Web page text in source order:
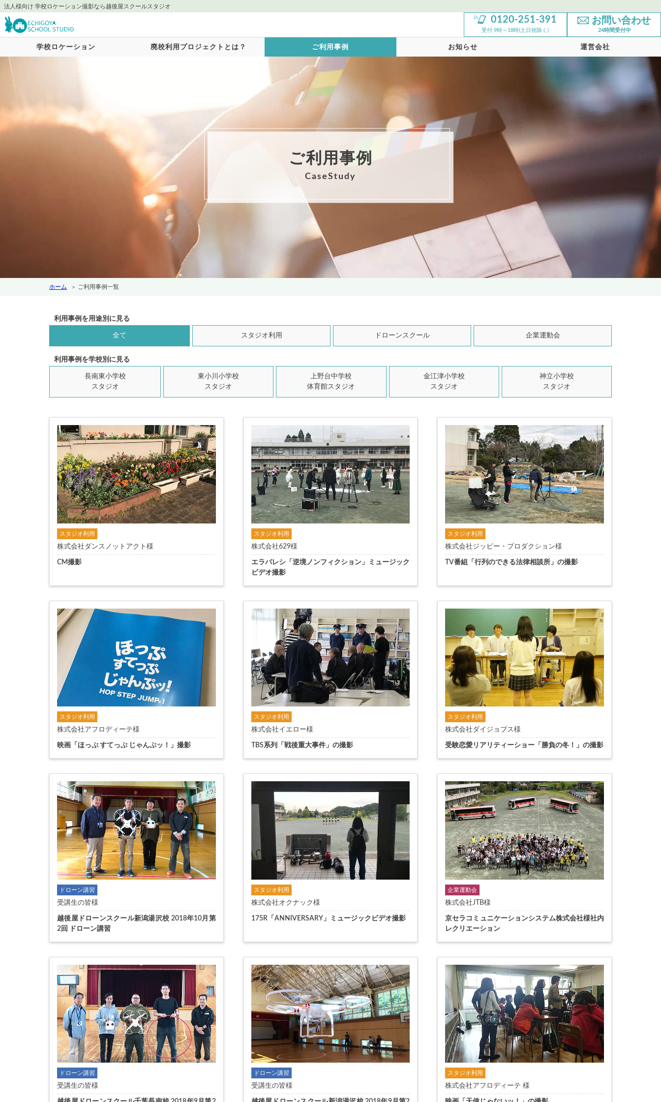
法人様向け 学校ロケーション撮影なら越後屋スクールスタジオ
0120-251-391
受付:9時～18時(土日祝除く)
お問い合わせ
24時間受付中
学校ロケーション 廃校利用プロジェクトとは？ ご利用事例 お知らせ 運営会社
ご利用事例
CaseStudy
ホーム ご利用事例一覧
利用事例を用途別に見る
全て スタジオ利用 ドローンスクール 企業運動会
利用事例を学校別に見る
長南東小学校
スタジオ
東小川小学校
スタジオ
上野台中学校
体育館スタジオ
金江津小学校
スタジオ
神立小学校
スタジオ
スタジオ利用
株式会社ダンスノットアクト様
CM撮影
スタジオ利用
株式会社629様
エラバレシ「逆境ノンフィクション」ミュージック
ビデオ撮影
スタジオ利用
株式会社ジッピー・プロダクション様
TV番組「行列のできる法律相談所」の撮影
スタジオ利用
株式会社アフロディーテ様
映画「ほっぷ すてっぷ じゃんぷッ！」撮影
スタジオ利用
株式会社イエロー様
TBS系列「戦後重大事件」の撮影
スタジオ利用
株式会社ダイジョブス様
受験恋愛リアリティーショー「勝負の冬！」の撮影
ドローン講習
受講生の皆様
越後屋ドローンスクール新潟湯沢校 2018年10月第
2回 ドローン講習
スタジオ利用
株式会社オクナック様
175R「ANNIVERSARY」ミュージックビデオ撮影
企業運動会
株式会社JTB様
京セラコミュニケーションシステム株式会社様社内
レクリエーション
ドローン講習
受講生の皆様
ドローン講習
受講生の皆様
スタジオ利用
株式会社アフロディーテ 様